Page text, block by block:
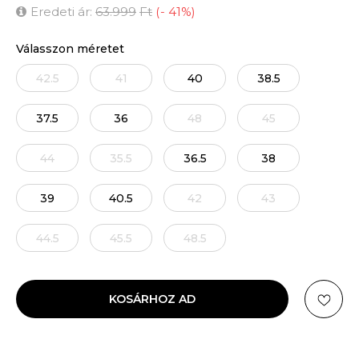
Eredeti ár: 63.999 Ft (- 41%)
Válasszon méretet
42.5 41 40 38.5
37.5 36 48 45
44 35.5 36.5 38
39 40.5 42 43
44.5 45.5 48.5
KOSÁRHOZ AD